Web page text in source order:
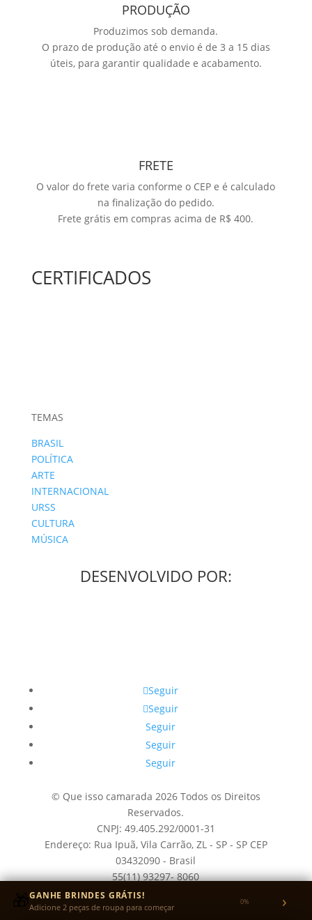
PRODUÇÃO
Produzimos sob demanda.
O prazo de produção até o envio é de 3 a 15 dias
úteis, para garantir qualidade e acabamento.
FRETE
O valor do frete varia conforme o CEP e é calculado
na finalização do pedido.
Frete grátis em compras acima de R$ 400.
CERTIFICADOS
TEMAS
BRASIL
POLÍTICA
ARTE
INTERNACIONAL
URSS
CULTURA
MÚSICA
DESENVOLVIDO POR:
Seguir
Seguir
Seguir
Seguir
Seguir
© Que isso camarada 2026 Todos os Direitos
Reservados.
CNPJ: 49.405.292/0001-31
Endereço: Rua Ipuã, Vila Carrão, ZL - SP - SP CEP
03432090 - Brasil
55(11) 93297- 8060
Desde 2018
Quem é o Camarada?
🎁GANHE BRINDES GRÁTIS!
Adicione 2 peças de roupa para começar 0% ›